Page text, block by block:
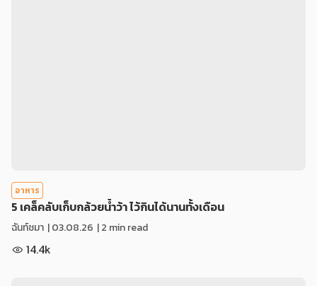
อาหาร
5 เคล็คลับเก็บกล้วยน้ำว้า ไว้กินได้นานทั้งเดือน
ฉันท์ชมา |03.08.26 | 2 min read
14.4k